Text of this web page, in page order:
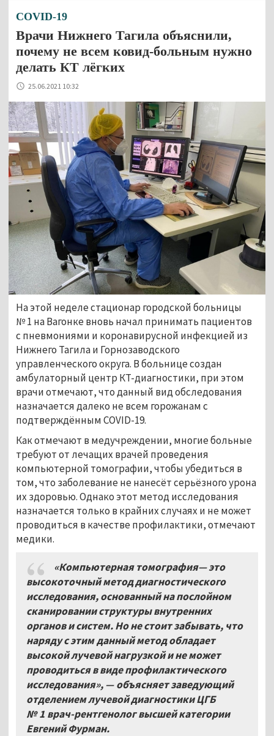
COVID-19
Врачи Нижнего Тагила объяснили,
почему не всем ковид-больным нужно
делать КТ лёгких
25.06.2021 10:32
На этой неделе стационар городской больницы
№ 1 на Вагонке вновь начал принимать пациентов
с пневмониями и коронавирусной инфекцией из
Нижнего Тагила и Горнозаводского
управленческого округа. В больнице создан
амбулаторный центр КТ-диагностики, при этом
врачи отмечают, что данный вид обследования
назначается далеко не всем горожанам с
подтверждённым СOVID-19.
Как отмечают в медучреждении, многие больные
требуют от лечащих врачей проведения
компьютерной томографии, чтобы убедиться в
том, что заболевание не нанесёт серьёзного урона
их здоровью. Однако этот метод исследования
назначается только в крайних случаях и не может
проводиться в качестве профилактики, отмечают
медики.
«Компьютерная томография— это
высокоточный метод диагностического
исследования, основанный на послойном
сканировании структуры внутренних
органов и систем. Но не стоит забывать, что
наряду с этим данный метод обладает
высокой лучевой нагрузкой и не может
проводиться в виде профилактического
исследования», — объясняет заведующий
отделением лучевой диагностики ЦГБ
№ 1 врач-рентгенолог высшей категории
Евгений Фурман.